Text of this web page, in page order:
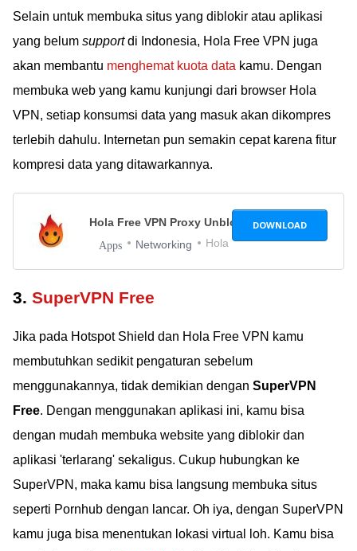
Selain untuk membuka situs yang diblokir atau aplikasi
yang belum supportdi Indonesia, Hola Free VPN juga
akan membantu menghemat kuota data kamu. Dengan
membuka web yang kamu kunjungi dari browser Hola
VPN, setiap konsumsi data yang masuk akan dikompres
terlebih dahulu. Internetan pun semakin cepat karena fitur
kompresi data yang ditawarkannya.
Hola Free VPN Proxy Unblocker
Apps Networking Hola
DOWNLOAD
3. SuperVPN Free
Jika pada Hotspot Shield dan Hola Free VPN kamu
membutuhkan sedikit pengaturan sebelum
menggunakannya, tidak demikian dengan SuperVPN
Free. Dengan menggunakan aplikasi ini, kamu bisa
dengan mudah membuka website yang diblokir dan
aplikasi 'terlarang' sekaligus. Cukup hubungkan ke
SuperVPN, maka kamu bisa langsung membuka situs
seperti Pornhub dengan lancar. Oh iya, dengan SuperVPN
kamu juga bisa menentukan lokasi virtual loh. Kamu bisa